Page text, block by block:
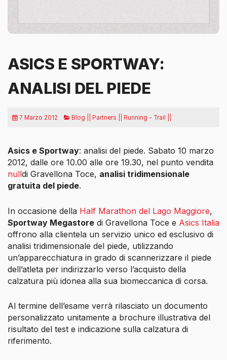
ASICS E SPORTWAY:
ANALISI DEL PIEDE
7 Marzo 2012 Blog || Partners || Running - Trail ||
Asics e Sportway: analisi del piede. Sabato 10 marzo
2012, dalle ore 10.00 alle ore 19.30, nel punto vendita
nulldi Gravellona Toce, analisi tridimensionale
gratuita del piede.
In occasione della Half Marathon del Lago Maggiore,
Sportway Megastore di Gravellona Toce e Asics Italia
offrono alla clientela un servizio unico ed esclusivo di
analisi tridimensionale del piede, utilizzando
un’apparecchiatura in grado di scannerizzare il piede
dell’atleta per indirizzarlo verso l’acquisto della
calzatura più idonea alla sua biomeccanica di corsa.
Al termine dell’esame verrà rilasciato un documento
personalizzato unitamente a brochure illustrativa del
risultato del test e indicazione sulla calzatura di
riferimento.